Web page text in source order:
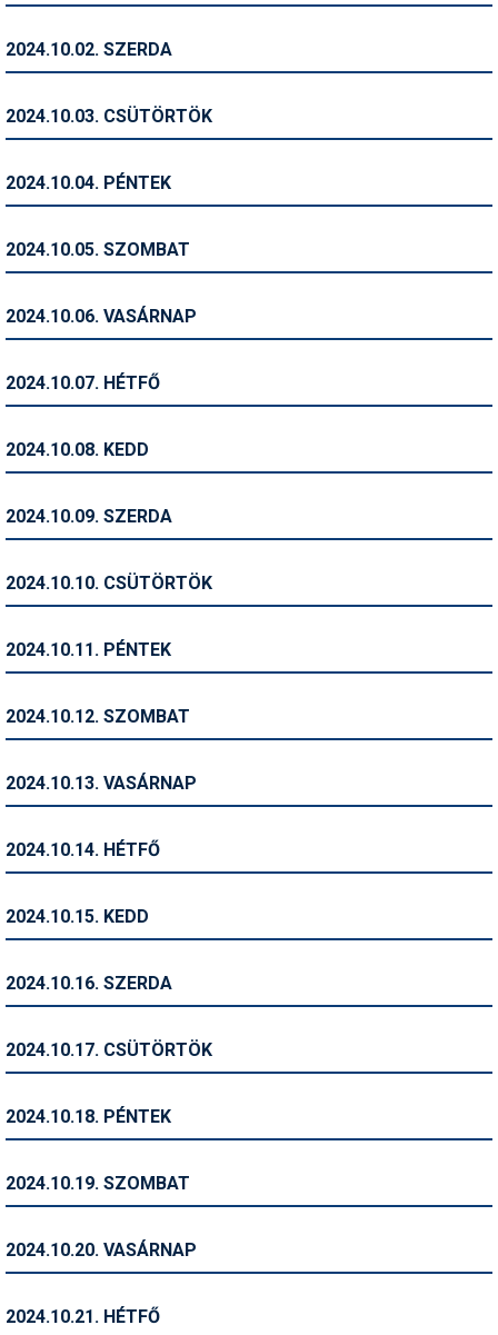
Ingatlan
Kerékpár
Magazinok
Pályázatok
Síbérletárak
Sífelszerelés
Símánia
Síszerviz
Snowboard
Szakértők
2024.10.02. SZERDA
2024.10.03. CSÜTÖRTÖK
2024.10.04. PÉNTEK
2024.10.05. SZOMBAT
2024.10.06. VASÁRNAP
2024.10.07. HÉTFŐ
2024.10.08. KEDD
2024.10.09. SZERDA
2024.10.10. CSÜTÖRTÖK
2024.10.11. PÉNTEK
2024.10.12. SZOMBAT
2024.10.13. VASÁRNAP
2024.10.14. HÉTFŐ
2024.10.15. KEDD
2024.10.16. SZERDA
2024.10.17. CSÜTÖRTÖK
2024.10.18. PÉNTEK
2024.10.19. SZOMBAT
2024.10.20. VASÁRNAP
2024.10.21. HÉTFŐ